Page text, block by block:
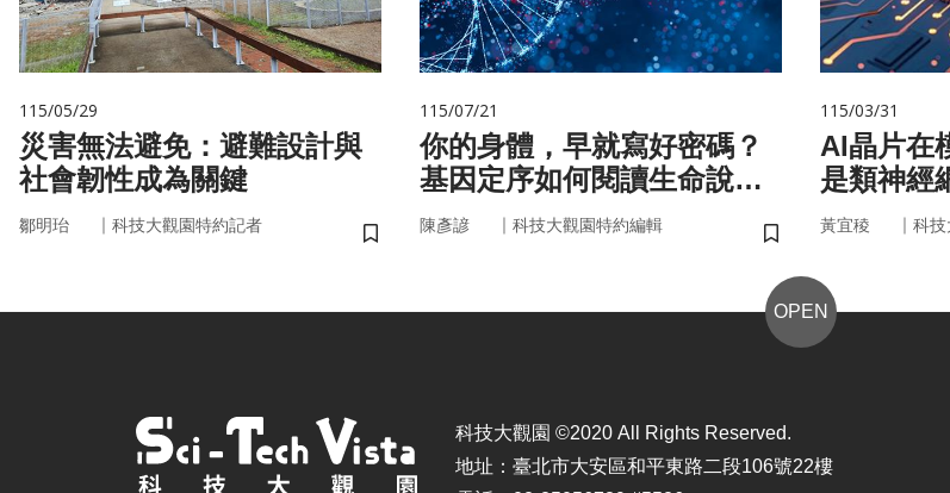
115/05/29
災害無法避免：避難設計與
社會韌性成為關鍵
鄒明珆 ｜ 科技大觀園特約記者
儲存書籤
115/07/21
你的身體，早就寫好密碼？
基因定序如何閱讀生命說明
書
陳彥諺 ｜ 科技大觀園特約編輯
儲存書籤
115/03/31
AI晶片在
是類神經
黃宜稜 ｜ 科技
OPEN
科技大觀園 ©2020 All Rights Reserved.
地址：臺北市大安區和平東路二段106號22樓